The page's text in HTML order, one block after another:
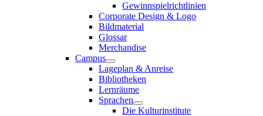
Gewinnspielrichtlinien
Corporate Design & Logo
Bildmaterial
Glossar
Merchandise
Campus
Lageplan & Anreise
Bibliotheken
Lernräume
Sprachen
Die Kulturinstitute